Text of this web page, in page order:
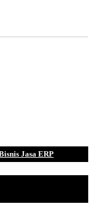
Jasa ERP